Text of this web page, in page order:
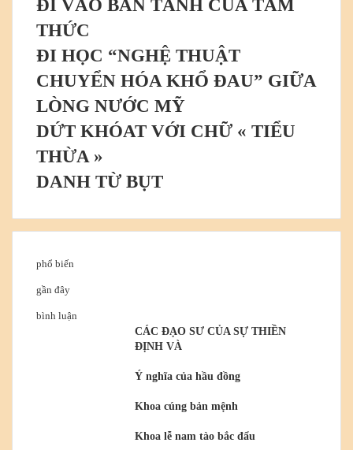
ĐI VÀO BẢN TÁNH CỦA TÂM
THỨC
ĐI HỌC “NGHỆ THUẬT
CHUYỂN HÓA KHỔ ĐAU” GIỮA
LÒNG NƯỚC MỸ
DỨT KHÓAT VỚI CHỮ « TIỂU
THỪA »
DANH TỪ BỤT
phổ biến
gần đây
bình luận
CÁC ĐẠO SƯ CỦA SỰ THIỀN
ĐỊNH VÀ
Ý nghĩa của hầu đồng
Khoa cúng bản mệnh
Khoa lễ nam tào bắc đẩu